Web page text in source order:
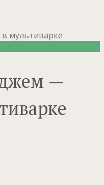
мультиварке
—